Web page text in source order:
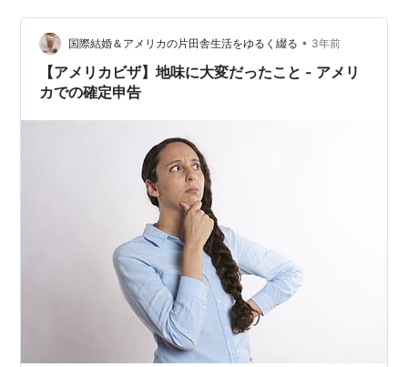
とになりそう😱 夫の場合は、日本に銀行預金があるだけ
で投資や不…
国際結婚＆アメリカの片田舎生活をゆるく綴る • 3年前
【アメリカビザ】地味に大変だったこと - アメリ
カでの確定申告